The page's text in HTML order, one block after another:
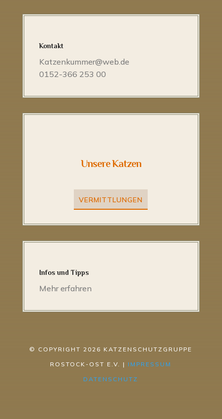
Kontakt
Katzenkummer@web.de
0152-366 253 00
Unsere Katzen
VERMITTLUNGEN
Infos und Tipps
Mehr erfahren
© COPYRIGHT 2026 KATZENSCHUTZGRUPPE
ROSTOCK-OST E.V. | IMPRESSUM
DATENSCHUTZ